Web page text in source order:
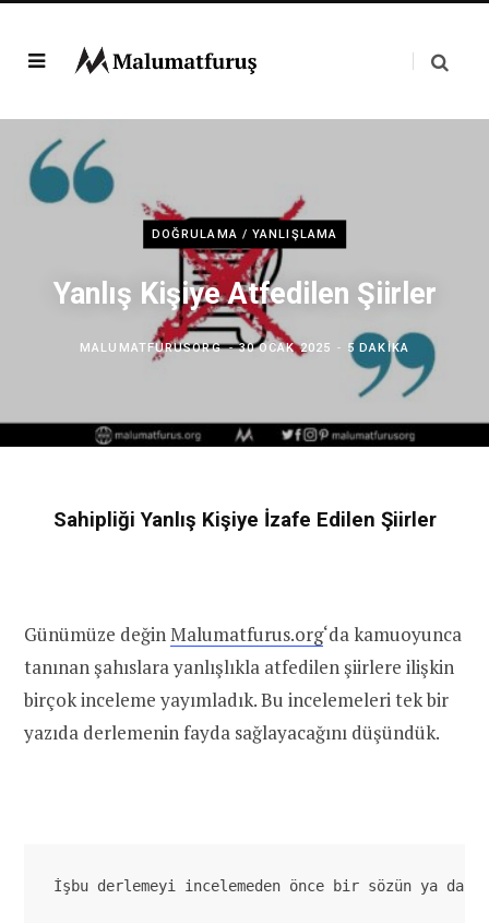
DOĞRULAMA / YANLIŞLAMA
Yanlış Kişiye Atfedilen Şiirler
MALUMATFURUSORG 30 OCAK 2025 5 DAKIKA
Sahipliği Yanlış Kişiye İzafe Edilen Şiirler
Günümüze değinMalumatfurus.org‘da kamuoyunca
tanınan şahıslara yanlışlıkla atfedilen şiirlere ilişkin
birçok inceleme yayımladık. Bu incelemeleri tek bir
yazıda derlemenin fayda sağlayacağını düşündük.
İşbu derlemeyi incelemeden önce bir sözün ya